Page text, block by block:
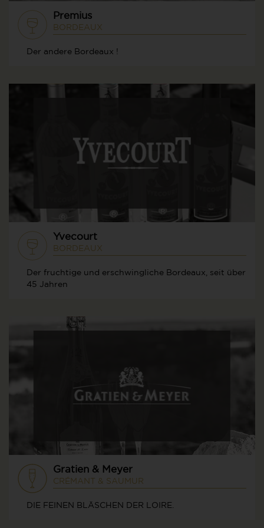
Premius
BORDEAUX
Der andere Bordeaux !
Yvecourt
BORDEAUX
Der fruchtige und erschwingliche Bordeaux, seit über
45 Jahren
Gratien & Meyer
CRÉMANT & SAUMUR
DIE FEINEN BLÄSCHEN DER LOIRE.